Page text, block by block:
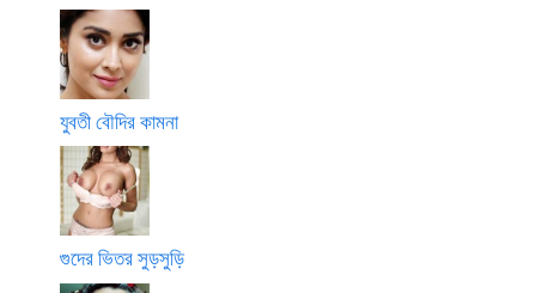
যুবতী বৌদির কামনা
গুদের ভিতর সুড়সুড়ি